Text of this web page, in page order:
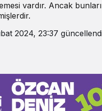
vardır. Ancak
2024, 23:37